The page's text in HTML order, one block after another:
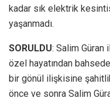
kadar sık elektrik
yaşanmadı.
SORULDU: Salim Güran
özel hayatından
bir gönül ilişkisine
önce ve sonra Salim